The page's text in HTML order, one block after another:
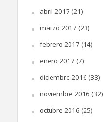
abril 2017 (21)
marzo 2017 (23)
febrero 2017 (14)
enero 2017 (7)
diciembre 2016 (33)
noviembre 2016 (32)
octubre 2016 (25)